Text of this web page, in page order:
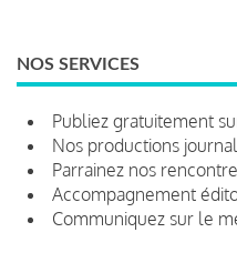
NOS SERVICES
Publiez gratuitement
Nos productions
Parrainez nos
Accompagnement
Communiquez sur le